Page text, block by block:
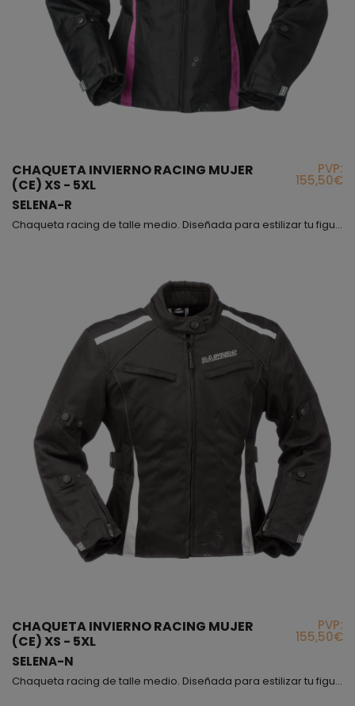
CHAQUETA INVIERNO RACING MUJER
(CE) XS - 5XL
SELENA-R
PVP:
155,50€
Chaqueta racing de talle medio. Diseñada para estilizar tu figura con correas en cintura para realzarla, disponible en dos colores (negro/blanco y negro/fucsia), esta chaqueta es muy cómoda porque en los laterales lleva un fuelle muy amplio para que la chaqueta que de ajustada y al mismo tiempo tengas la mayor flexibilidad posible, además de ello también podrás ceñirla a tus brazos mediante botones de cierre automático. Encontrarás dos bolsillos exteriores laterales...
CHAQUETA INVIERNO RACING MUJER
(CE) XS - 5XL
SELENA-N
PVP:
155,50€
Chaqueta racing de talle medio. Diseñada para estilizar tu figura con correas en cintura para realzarla, disponible en dos colores (negro/blanco y negro/fucsia), esta chaqueta es muy cómoda porque en los laterales lleva un fuelle muy amplio para que la chaqueta que de ajustada y al mismo tiempo tengas la mayor flexibilidad posible, además de ello también podrás ceñirla a tus brazos mediante botones de cierre automático. Encontrarás dos bolsillos exteriores laterales...